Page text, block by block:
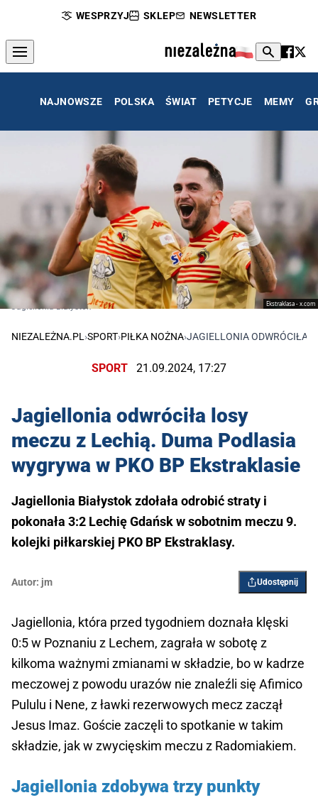
WESPRZYJ SKLEP NEWSLETTER
NAJNOWSZE POLSKA ŚWIAT PETYCJE MEMY
Ekstraklasa - x.com
Jagiellonia Białystok
NIEZALEŻNA.PL ›SPORT›PIŁKA NOŻNA›JAGIELLONIA ODWRÓCIŁA
SPORT 21.09.2024, 17:27
Jagiellonia odwróciła losy
meczu z Lechią. Duma Podlasia
wygrywa w PKO BP Ekstraklasie
Jagiellonia Białystok zdołała odrobić straty i
pokonała 3:2 Lechię Gdańsk w sobotnim meczu 9.
kolejki piłkarskiej PKO BP Ekstraklasy.
Autor: jm Udostępnij
Jagiellonia, która przed tygodniem doznała klęski
0:5 w Poznaniu z Lechem, zagrała w sobotę z
kilkoma ważnymi zmianami w składzie, bo w kadrze
meczowej z powodu urazów nie znaleźli się Afimico
Pululu i Nene, z ławki rezerwowych mecz zaczął
Jesus Imaz. Goście zaczęli to spotkanie w takim
składzie, jak w zwycięskim meczu z Radomiakiem.
Jagiellonia zdobywa trzy punkty